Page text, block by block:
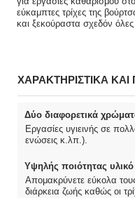
εύκαμπτες τρίχες της
και ξεκούραστα σχεδόν όλες
ΧΑΡΑΚΤΗΡΙΣΤΙΚΑ
Δύο διαφορετικά
Εργασίες υγιεινής σε
ενώσεις κ.λπ.).
Υψηλής ποιότητας
Απομακρύνετε εύκολα
διάρκεια ζωής καθώς οι